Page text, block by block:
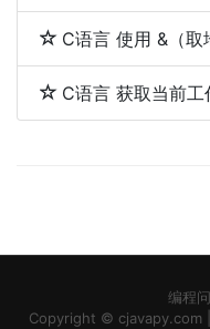
C语言 使用 &（取
C语言 获取当前工
编程
Copyright © cjavapy.com